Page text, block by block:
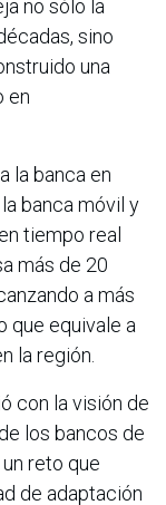
no sólo la
sino
una
en
la banca en
banca móvil y
tiempo real
más de 20
a más
que equivale a
la región.
con la visión de
los bancos de
reto que
de adaptación